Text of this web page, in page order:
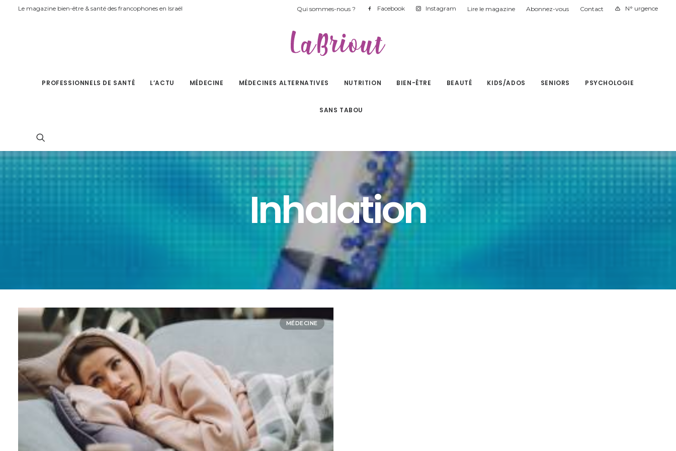
Le magazine bien-être & santé des francophones en Israël Qui sommes-nous ? Facebook Instagram Lire le magazine Abonnez-vous Contact N° urgence
PROFESSIONNELS DE SANTÉ L’ACTU MÉDECINE MÉDECINES ALTERNATIVES NUTRITION BIEN-ÊTRE BEAUTÉ KIDS/ADOS SENIORS PSYCHOLOGIE
SANS TABOU
Inhalation
MÉDECINE